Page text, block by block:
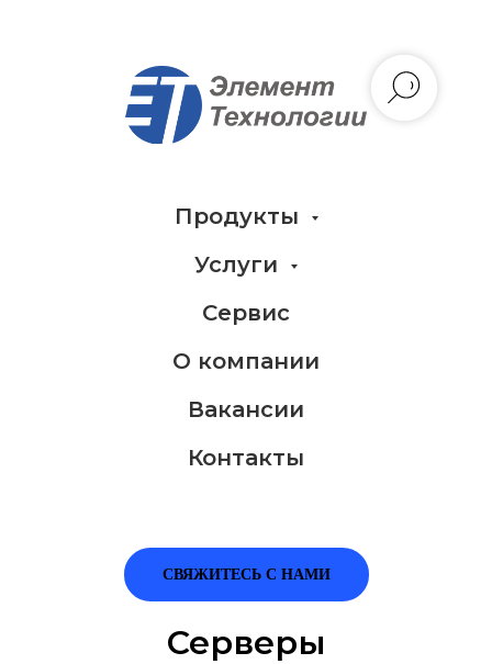
Продукты
Услуги
Сервис
О компании
Вакансии
Контакты
СВЯЖИТЕСЬ С НАМИ
Серверы